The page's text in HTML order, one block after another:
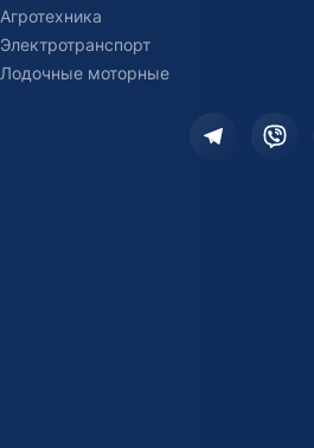
Агротехника
Электротранспорт
Лодочные моторные